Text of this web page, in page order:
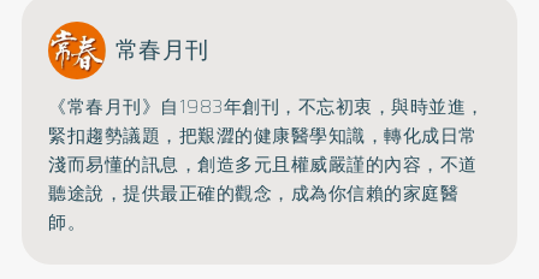
常春月刊
《常春月刊》自1983年創刊，不忘初衷，與時並進，
緊扣趨勢議題，把艱澀的健康醫學知識，轉化成日常
淺而易懂的訊息，創造多元且權威嚴謹的內容， 不道
聽途說，提供最正確的觀念，成為你信賴的家庭醫
師。